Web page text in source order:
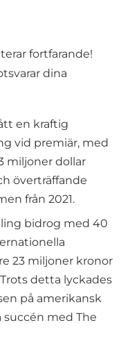
fortfarande!
dina
en kraftig
vid premiär, med
miljoner dollar
överträffande
från 2021.
bidrog med 40
23 miljoner kronor
detta lyckades
på amerikansk
med The